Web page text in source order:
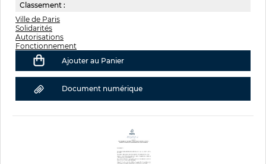
Classement :
Ville de Paris
Solidarités
Autorisations
Fonctionnement
Ajouter au Panier
Document numérique